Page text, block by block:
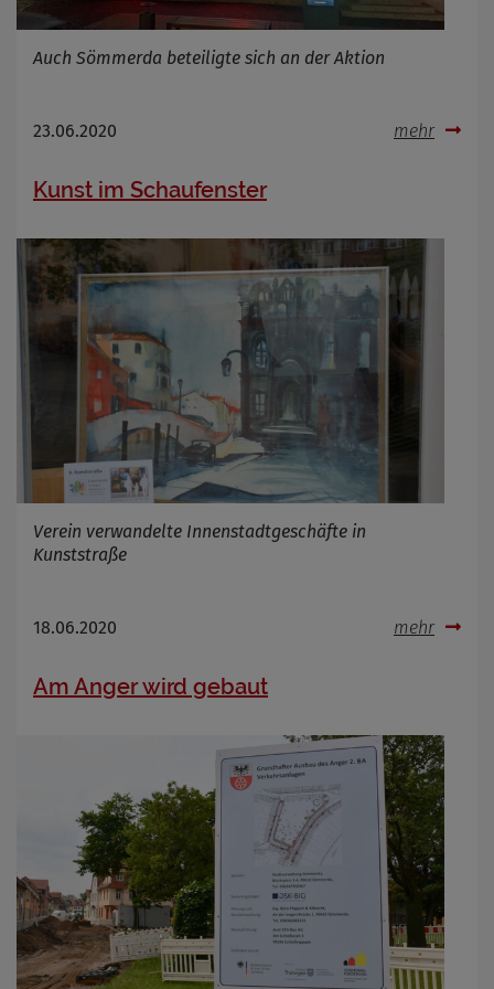
Auch Sömmerda beteiligte sich an der Aktion
23.06.2020 mehr
Kunst im Schaufenster
Verein verwandelte Innenstadtgeschäfte in
Kunststraße
18.06.2020 mehr
Am Anger wird gebaut
Name
Cookies die bei der Verwendung von
OpenWeatherAPI gesetzt werden
Cookie Name